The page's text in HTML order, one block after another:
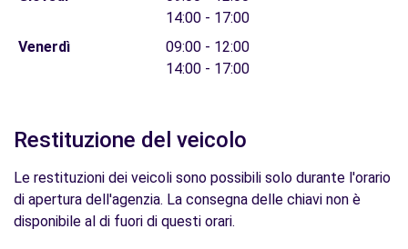
14:00 - 17:00
Venerdì
09:00 - 12:00
14:00 - 17:00
Restituzione del veicolo
Le restituzioni dei veicoli sono possibili solo durante l'orario
di apertura dell'agenzia. La consegna delle chiavi non è
disponibile al di fuori di questi orari.